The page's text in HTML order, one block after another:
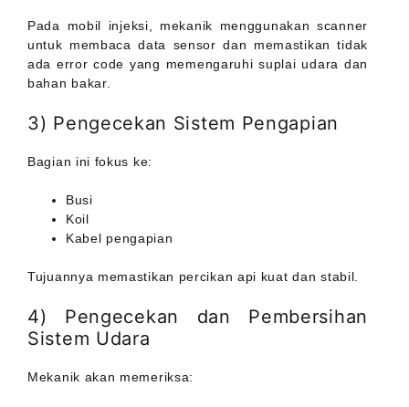
Pada mobil injeksi, mekanik menggunakan scanner
untuk membaca data sensor dan memastikan tidak
ada error code yang memengaruhi suplai udara dan
bahan bakar.
3) Pengecekan Sistem Pengapian
Bagian ini fokus ke:
Busi
Koil
Kabel pengapian
Tujuannya memastikan percikan api kuat dan stabil.
4) Pengecekan dan Pembersihan
Sistem Udara
Mekanik akan memeriksa: